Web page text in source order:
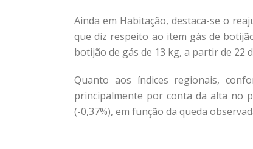
Ainda em Habitação, destaca-se o
que diz respeito ao item gás de
botijão de gás de 13 kg, a partir de 22
Quanto aos índices regionais,
principalmente por conta da alta no
(-0,37%), em função da queda